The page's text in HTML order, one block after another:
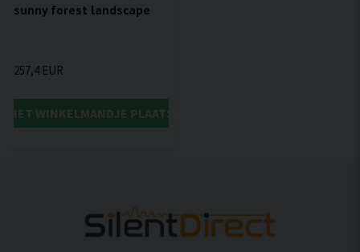
sunny forest landscape
257,4 EUR
HET WINKELMANDJE PLAATSEN